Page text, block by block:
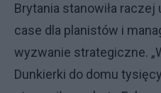
Brytania stanowiła
case dla planistów i
wyzwanie strategiczne.
Dunkierki do domu